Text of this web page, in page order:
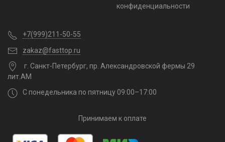
конфиденциальности
+7(999)211-50-55
zakaz@fasttop.ru
г. Санкт-Петербург, пр. Александровской фермы 29
лит.АМ
С понедельника по пятницу 09:00–17:00
Принимаем к оплате